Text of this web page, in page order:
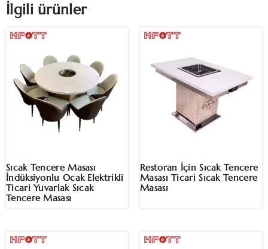
İlgili ürünler
Sıcak Tencere Masası
İndüksiyonlu Ocak Elektrikli
Ticari Yuvarlak Sıcak
Tencere Masası
Restoran İçin Sıcak Tencere
Masası Ticari Sıcak Tencere
Masası